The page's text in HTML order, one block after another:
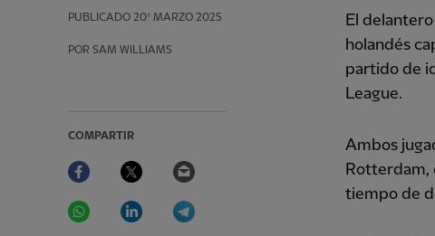
PUBLICADO 20º MARZO 2025
POR SAM WILLIAMS
COMPARTIR
Facebook Twitter
WhatsAppLinkedIn
El
holandés
partido de
League.
Ambos
Rotterdam,
tiempo de